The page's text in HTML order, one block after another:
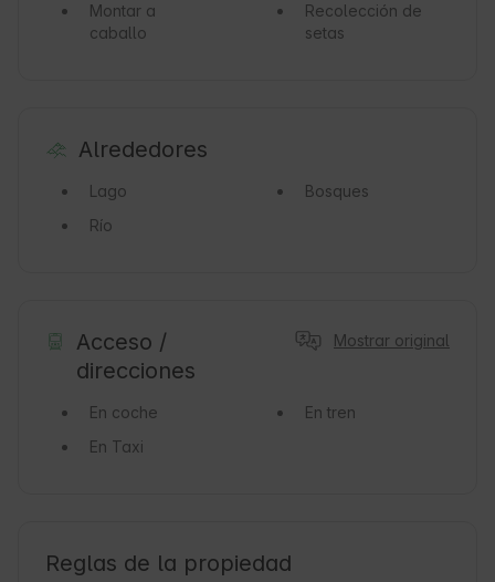
Montar a
caballo
Recolección de
setas
Alrededores
Lago
Bosques
Río
Acceso /
direcciones
Mostrar original
En coche
En tren
En Taxi
Reglas de la propiedad